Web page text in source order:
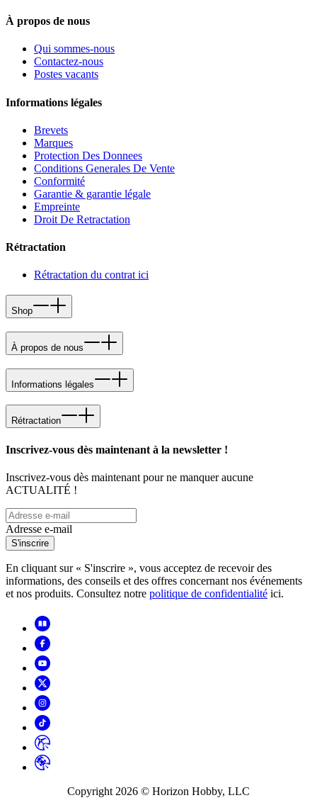
À propos de nous
Qui sommes-nous
Contactez-nous
Postes vacants
Informations légales
Brevets
Marques
Protection Des Donnees
Conditions Generales De Vente
Conformité
Garantie & garantie légale
Empreinte
Droit De Retractation
Rétractation
Rétractation du contrat ici
Shop
À propos de nous
Informations légales
Rétractation
Inscrivez-vous dès maintenant à la newsletter !
Inscrivez-vous dès maintenant pour ne manquer aucune
ACTUALITÉ !
Adresse e-mail
S'inscrire
En cliquant sur « S'inscrire », vous acceptez de recevoir des
informations, des conseils et des offres concernant nos événements
et nos produits. Consultez notre politique de confidentialité ici.
Copyright 2026 © Horizon Hobby, LLC